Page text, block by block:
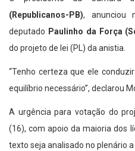
(Republicanos-PB), anunciou
deputado Paulinho da Força
do projeto de lei (PL) da anistia.
“Tenho certeza que ele
equilíbrio necessário”, declarou
A urgência para votação do
(16), com apoio da maioria dos
texto seja analisado no plenário